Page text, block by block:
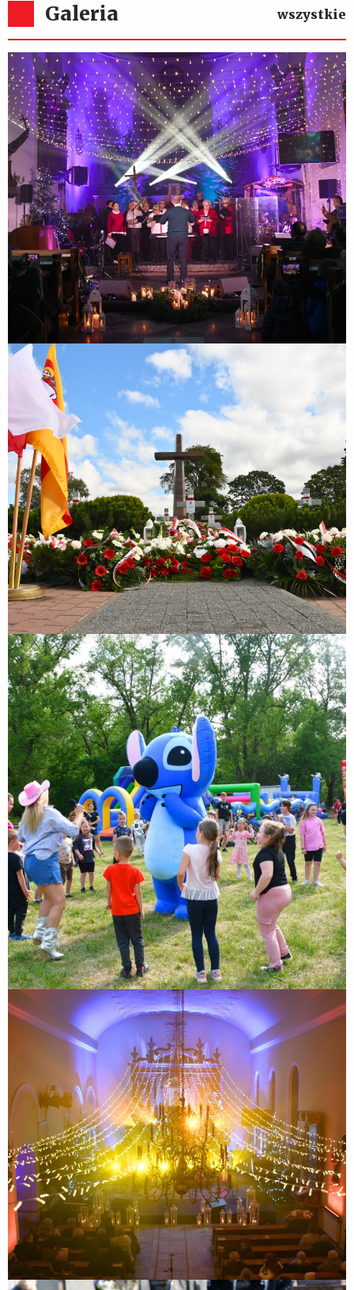
Galeria wszystkie
XIII Zakroczymskie Kolędowanie
86. rocznica Obrony Zakroczymia
Rodzinny Piknik Sportowy z okazji Dnia Dziecka
Rodzinny Piknik Sportowy z okazji Dnia Dziecka połączony z IV
Biegiem Zakroczymskim „Nałogi! Dzieciaki w nogi!” realizowany był w
partnerstwie z Samorządem Województwa Mazowieckiego i
wspófinansowany był ze środków Samorządu...
XII Zakroczymskie Kolędowanie